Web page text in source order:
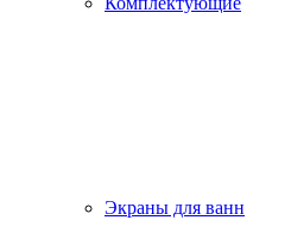
Экраны для ванн